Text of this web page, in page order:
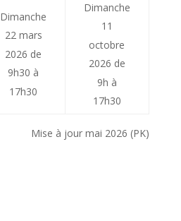
Dimanche
22 mars
2026 de
9h30 à
17h30
Dimanche
11
octobre
2026 de
9h à
17h30
Mise à jour mai 2026 (PK)